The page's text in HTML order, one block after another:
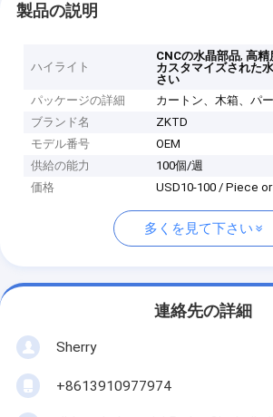
製品の説明
ハイライト
CNCの水晶部品,高精
カスタマイズされた
さい
パッケージの詳細
カートン、木箱、パ
ブランド名
ZKTD
モデル番号
OEM
供給の能力
100個/週
価格
USD10-100 / Piece
多くを見て下さい
連絡先の詳細
Sherry
+8613910977974